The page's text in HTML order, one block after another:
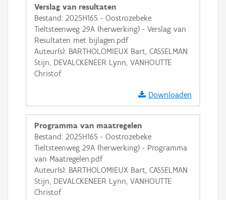
+ −
Basis Lagen
OSM-Basiskaart
Ortho
GRB-Basiskaart
GRB-Basiskaart in grijswaarden
Verslag van resultaten
Bestand: 2025H165 - Oostrozebeke
Tieltsteenweg 29A (herwerking) - Verslag van
Resultaten met bijlagen.pdf
Auteur(s): BARTHOLOMIEUX Bart, CASSELMAN
Stijn, DEVALCKENEER Lynn, VANHOUTTE
Christof
Downloaden
Programma van maatregelen
Bestand: 2025H165 - Oostrozebeke
Tieltsteenweg 29A (herwerking) - Programma
van Maatregelen.pdf
Auteur(s): BARTHOLOMIEUX Bart, CASSELMAN
Stijn, DEVALCKENEER Lynn, VANHOUTTE
Christof